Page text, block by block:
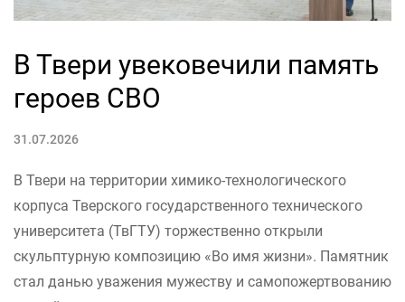
В Твери увековечили память
героев СВО
31.07.2026
В Твери на территории химико-технологического
корпуса Тверского государственного технического
университета (ТвГТУ) торжественно открыли
скульптурную композицию «Во имя жизни». Памятник
стал данью уважения мужеству и самопожертвованию